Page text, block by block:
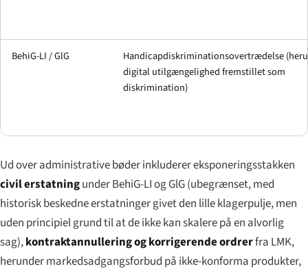
BehiG-LI / GlG
Handicapdiskriminations­overtrædelse
digital utilgængelighed fremstillet som
diskrimination)
Ud over administrative bøder inkluderer eksponerings­stakken
civil erstatningunder BehiG-LI og GlG (ubegrænset, med
historisk beskedne erstatninger givet den lille klager­pulje, men
uden principiel grund til at de ikke kan skalere på en alvorlig
sag),kontraktannullering og korrigerende ordrerfra LMK,
herunder markedsadgangsforbud på ikke-konforma produkter,